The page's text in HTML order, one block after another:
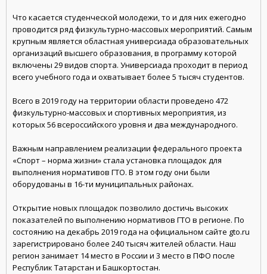
Что касается студенческой молодежи, то и для них ежегодно
проводится ряд физкультурно-массовых мероприятий. Самым
крупным является областная универсиада образовательных
организаций высшего образования, в программу которой
включены 29 видов спорта. Универсиада проходит в период
всего учебного года и охватывает более 5 тысяч студентов.
Всего в 2019 году на территории области проведено 472
физкультурно-массовых и спортивных мероприятия, из
которых 56 всероссийского уровня и два международного.
Важным направлением реализации федерального проекта
«Спорт – норма жизни» стала установка площадок для
выполнения нормативов ГТО. В этом году они были
оборудованы в 16-ти муниципальных районах.
Открытие новых площадок позволило достичь высоких
показателей по выполнению нормативов ГТО в регионе. По
состоянию на декабрь 2019 года на официальном сайте gto.ru
зарегистрировано более 240 тысяч жителей области. Наш
регион занимает 14 место в России и 3 место в ПФО после
Республик Татарстан и Башкортостан.